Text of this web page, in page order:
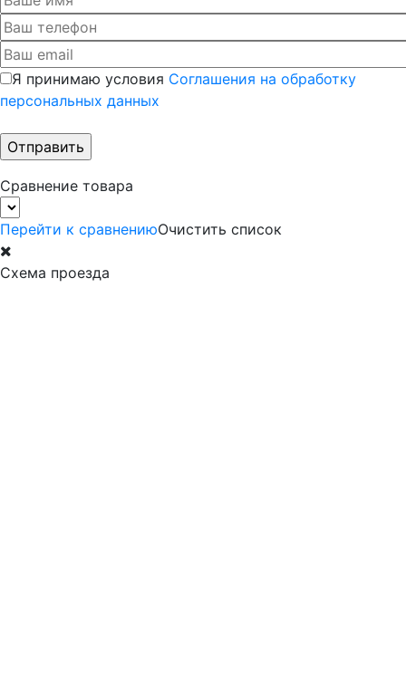
Я принимаю условия Соглашения на обработку
персональных данных
Сравнение товара
Перейти к сравнениюОчистить список
Схема проезда